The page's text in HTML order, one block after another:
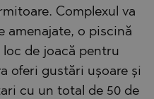
Complexul va
amenajate, o piscină
de joacă pentru
oferi gustări ușoare și
cu un total de 50 de